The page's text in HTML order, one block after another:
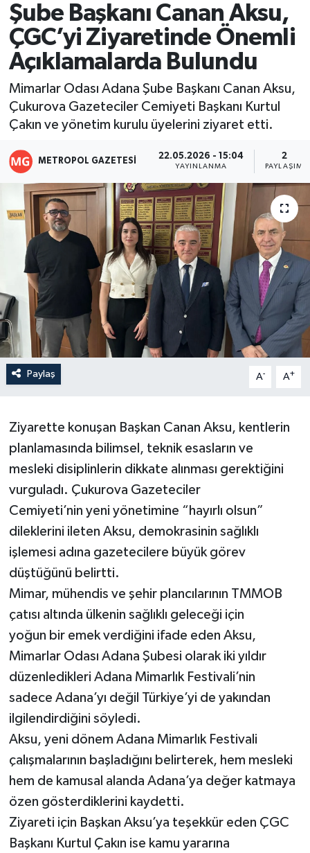
Şube Başkanı Canan Aksu,
ÇGC’yi Ziyaretinde Önemli
Açıklamalarda Bulundu
Mimarlar Odası Adana Şube Başkanı Canan Aksu,
Çukurova Gazeteciler Cemiyeti Başkanı Kurtul
Çakın ve yönetim kurulu üyelerini ziyaret etti.
METROPOL GAZETESI 22.05.2026 - 15:04
YAYINLANMA
2
PAYLAŞIM
Paylaş A- A+
Ziyarette konuşan Başkan Canan Aksu, kentlerin
planlamasında bilimsel, teknik esasların ve
mesleki disiplinlerin dikkate alınması gerektiğini
vurguladı. Çukurova Gazeteciler
Cemiyeti’nin yeni yönetimine “hayırlı olsun”
dileklerini ileten Aksu, demokrasinin sağlıklı
işlemesi adına gazetecilere büyük görev
düştüğünü belirtti.
Mimar, mühendis ve şehir plancılarının TMMOB
çatısı altında ülkenin sağlıklı geleceği için
yoğun bir emek verdiğini ifade eden Aksu,
Mimarlar Odası Adana Şubesi olarak iki yıldır
düzenledikleri Adana Mimarlık Festivali’nin
sadece Adana’yı değil Türkiye’yi de yakından
ilgilendirdiğini söyledi.
Aksu, yeni dönem Adana Mimarlık Festivali
çalışmalarının başladığını belirterek, hem mesleki
hem de kamusal alanda Adana’ya değer katmaya
özen gösterdiklerini kaydetti.
Ziyareti için Başkan Aksu’ya teşekkür eden ÇGC
Başkanı Kurtul Çakın ise kamu yararına
Resmi İlanlar